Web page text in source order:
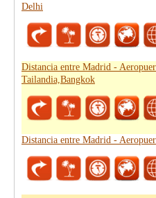
Delhi
Distancia entre Madrid -
Tailandia,Bangkok
Distancia entre Madrid -